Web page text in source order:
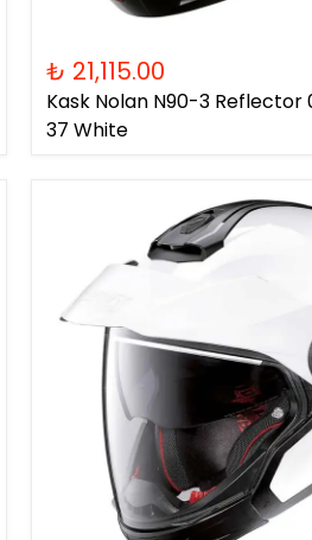
₺ 21,115.00
Kask Nolan N90-3 Reflector
37 White